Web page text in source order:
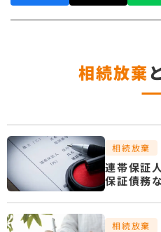
相続放棄
相続放棄
連帯保証
保証債務
相続放棄